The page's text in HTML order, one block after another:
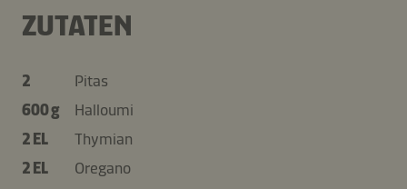
ZUTATEN
2
Pitas
600 g
Halloumi
2 EL
Thymian
2 EL
Oregano